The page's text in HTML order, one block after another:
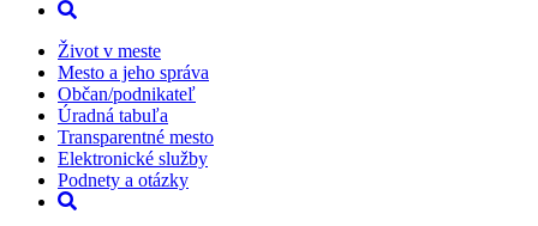
Život v meste
Mesto a jeho správa
Občan/podnikateľ
Úradná tabuľa
Transparentné mesto
Elektronické služby
Podnety a otázky